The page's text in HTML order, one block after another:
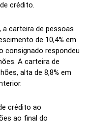
crédito.
a carteira de pessoas
de 10,4% em
consignado respondeu
A carteira de
alta de 8,8% em
crédito ao
ao final do